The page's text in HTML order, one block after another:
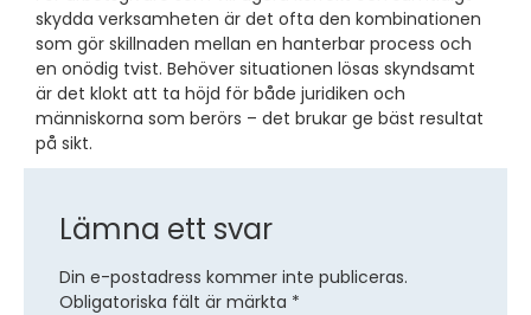
skydda verksamheten är det ofta den kombinationen
som gör skillnaden mellan en hanterbar process och
en onödig tvist. Behöver situationen lösas skyndsamt
är det klokt att ta höjd för både juridiken och
människorna som berörs – det brukar ge bäst resultat
på sikt.
Lämna ett svar
Din e-postadress kommer inte publiceras.
Obligatoriska fält är märkta *